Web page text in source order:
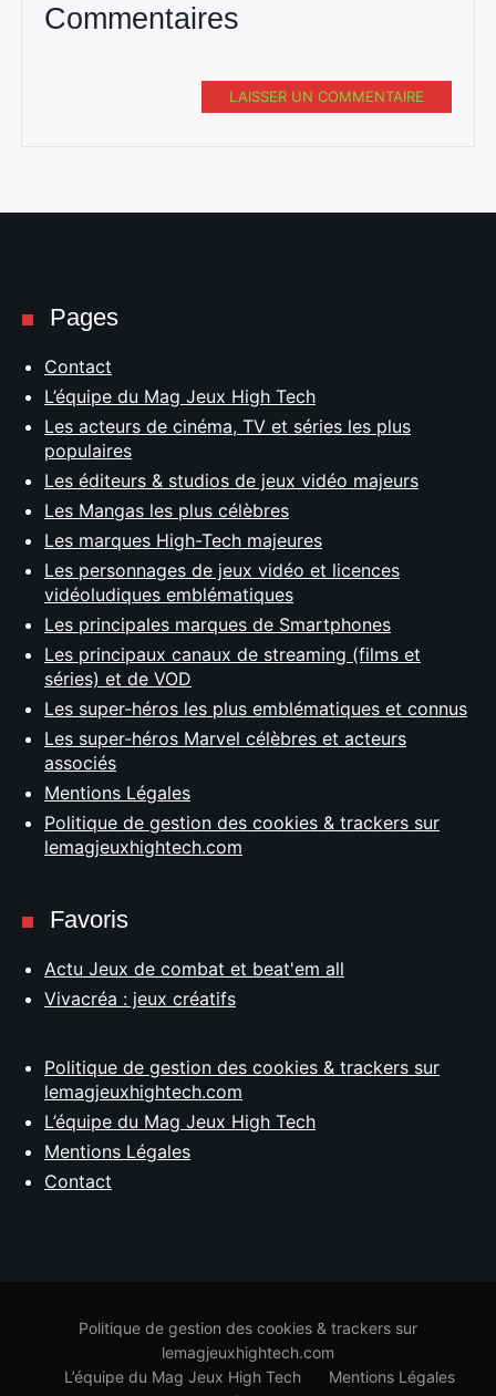
Commentaires
LAISSER UN COMMENTAIRE
Pages
Contact
L’équipe du Mag Jeux High Tech
Les acteurs de cinéma, TV et séries les plus
populaires
Les éditeurs & studios de jeux vidéo majeurs
Les Mangas les plus célèbres
Les marques High-Tech majeures
Les personnages de jeux vidéo et licences
vidéoludiques emblématiques
Les principales marques de Smartphones
Les principaux canaux de streaming (films et
séries) et de VOD
Les super-héros les plus emblématiques et connus
Les super-héros Marvel célèbres et acteurs
associés
Mentions Légales
Politique de gestion des cookies & trackers sur
lemagjeuxhightech.com
Favoris
Actu Jeux de combat et beat'em all
Vivacréa : jeux créatifs
Politique de gestion des cookies & trackers sur
lemagjeuxhightech.com
L’équipe du Mag Jeux High Tech
Mentions Légales
Contact
Politique de gestion des cookies & trackers sur
lemagjeuxhightech.com
L’équipe du Mag Jeux High Tech
Mentions Légales